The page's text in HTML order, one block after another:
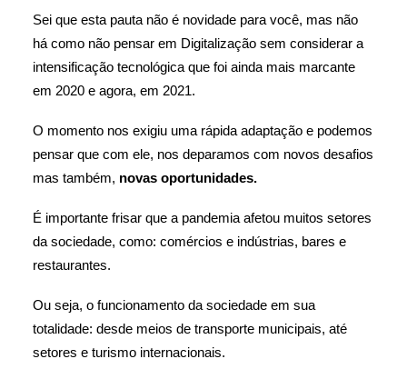
Sei que esta pauta não é novidade para você, mas não
há como não pensar em Digitalização sem considerar a
intensificação tecnológica que foi ainda mais marcante
em 2020 e agora, em 2021.
O momento nos exigiu uma rápida adaptação e podemos
pensar que com ele, nos deparamos com novos desafios
mas também, novas oportunidades.
É importante frisar que a pandemia afetou muitos setores
da sociedade, como: comércios e indústrias, bares e
restaurantes.
Ou seja, o funcionamento da sociedade em sua
totalidade: desde meios de transporte municipais, até
setores e turismo internacionais.